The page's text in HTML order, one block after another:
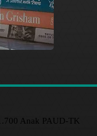
Anak PAUD-TK